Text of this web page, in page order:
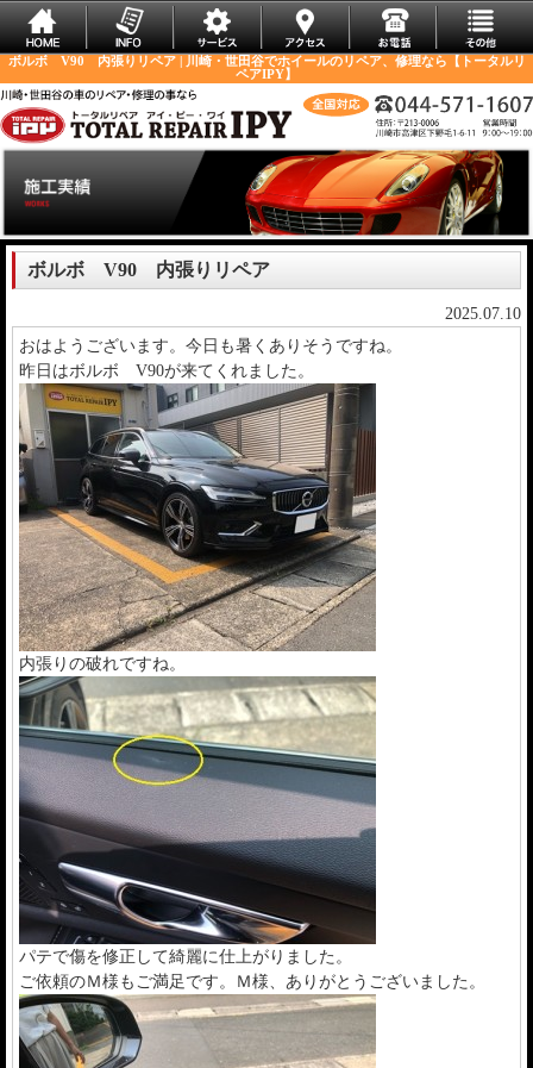
ボルボ V90 内張りリペア | 川崎・世田谷でホイールのリペア、修理なら【トータルリ
ペアIPY】
ボルボ V90 内張りリペア
2025.07.10
おはようございます。今日も暑くありそうですね。
昨日はボルボ V90が来てくれました。
内張りの破れですね。
パテで傷を修正して綺麗に仕上がりました。
ご依頼のＭ様もご満足です。Ｍ様、ありがとうございました。